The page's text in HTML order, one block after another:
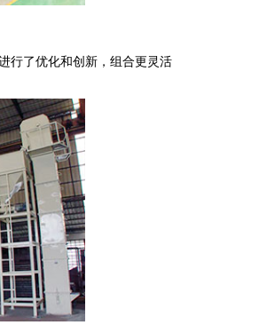
行了优化和创新，组合更灵活